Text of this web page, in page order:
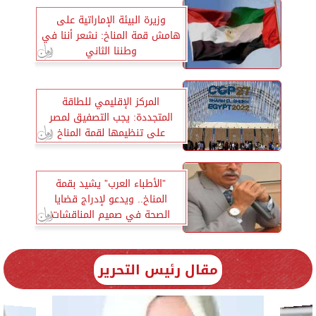
وزيرة البيئة الإماراتية على
هامش قمة المناخ: نشعر أننا في
وطننا الثاني
المركز الإقليمي للطاقة
المتجددة: يجب التصفيق لمصر
على تنظيمها لقمة المناخ
”الأطباء العرب” يشيد بقمة
المناخ.. ويدعو لإدراج قضايا
الصحة في صميم المناقشات
مقال رئيس التحرير